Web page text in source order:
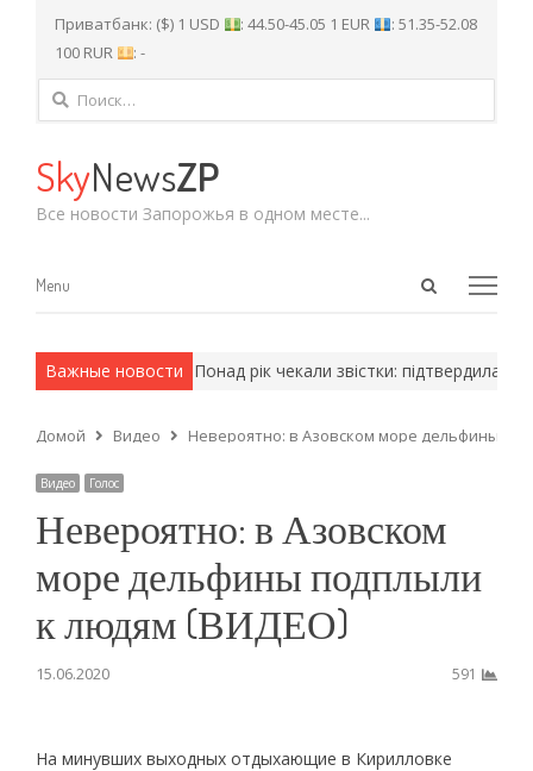
Приватбанк: ($) 1 USD : 44.50-45.05 1 EUR
: 51.35-52.08
100 RUR
: -
Найти:
SkyNewsZP
Все новости Запорожья в одном месте...
Open
Menu
Menu
Важные новости
методы. Понад рік чекали звістки: підтвердилась
Домой Видео Невероятно: в Азовском море дельфины
Видео Голос
Невероятно: в Азовском
море дельфины подплыли
к людям (ВИДЕО)
15.06.2020 591
На минувших выходных отдыхающие в Кирилловке